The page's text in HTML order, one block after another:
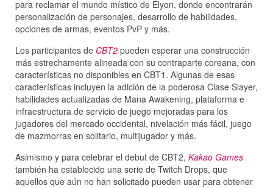
para reclamar el mundo místico de Elyon, donde encontrarán
personalización de personajes, desarrollo de habilidades,
opciones de armas, eventos PvP y más.
Los participantes de CBT2 pueden esperar una construcción
más estrechamente alineada con su contraparte coreana, con
características no disponibles en CBT1. Algunas de esas
características incluyen la adición de la poderosa Clase Slayer,
habilidades actualizadas de Mana Awakening, plataforma e
infraestructura de servicio de juego mejoradas para los
jugadores del mercado occidental, nivelación más fácil, juego
de mazmorras en solitario, multijugador y más.
Asimismo y para celebrar el debut de CBT2, Kakao Games
también ha establecido una serie de Twitch Drops, que
aquellos que aún no han solicitado pueden usar para obtener